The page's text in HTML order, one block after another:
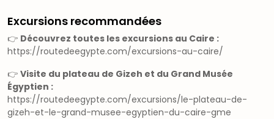
Excursions recommandées
👉 Découvrez toutes les excursions au Caire :
https://routedeegypte.com/excursions-au-caire/
👉 Visite du plateau de Gizeh et du Grand Musée
Égyptien :
https://routedeegypte.com/excursions/le-plateau-de-
gizeh-et-le-grand-musee-egyptien-du-caire-gme